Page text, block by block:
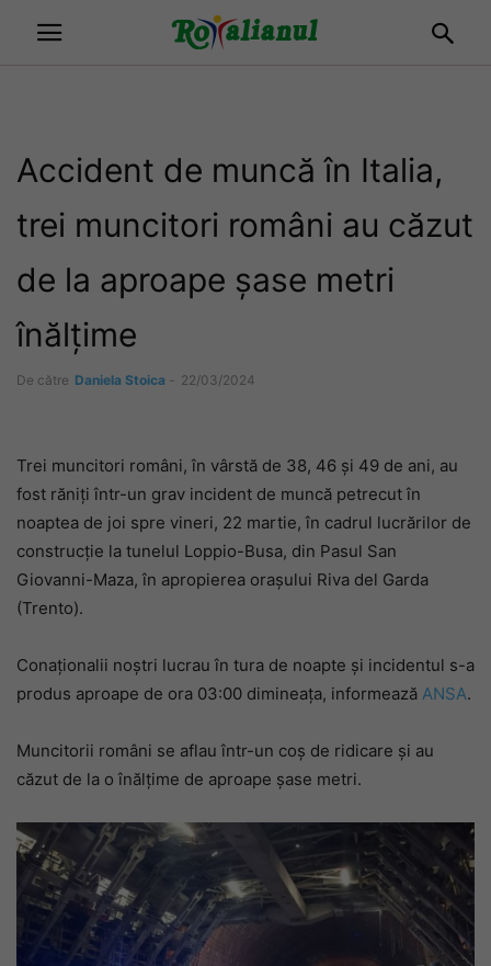
Accident de muncă în Italia,
trei muncitori români au căzut
de la aproape șase metri
înălțime
De către Daniela Stoica - 22/03/2024
Trei muncitori români, în vârstă de 38, 46 și 49 de ani, au
fost răniți într-un grav incident de muncă petrecut în
noaptea de joi spre vineri, 22 martie, în cadrul lucrărilor de
construcție la tunelul Loppio-Busa, din Pasul San
Giovanni-Maza, în apropierea orașului Riva del Garda
(Trento).
Conaționalii noștri lucrau în tura de noapte și incidentul s-a
produs aproape de ora 03:00 dimineața, informează ANSA.
Muncitorii români se aflau într-un coș de ridicare și au
căzut de la o înălțime de aproape șase metri.